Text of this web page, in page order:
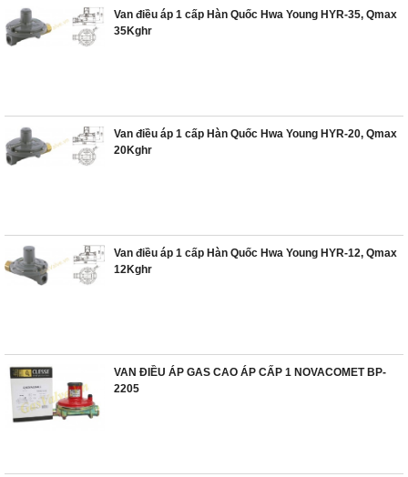
Van điều áp 1 cấp Hàn Quốc Hwa Young HYR-35, Qmax
35Kghr
Van điều áp 1 cấp Hàn Quốc Hwa Young HYR-20, Qmax
20Kghr
Van điều áp 1 cấp Hàn Quốc Hwa Young HYR-12, Qmax
12Kghr
VAN ĐIỀU ÁP GAS CAO ÁP CẤP 1 NOVACOMET BP-
2205